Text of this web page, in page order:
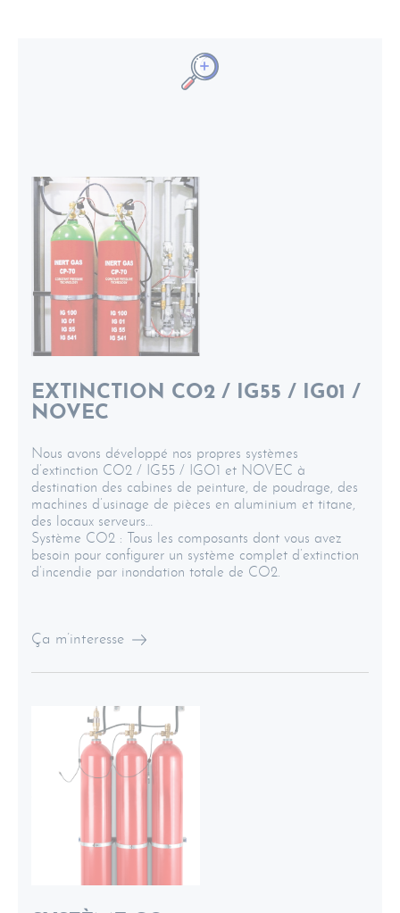
EXTINCTION CO2 / IG55 / IG01 /
NOVEC
Nous avons développé nos propres systèmes
d’extinction CO2 / IG55 / IGO1 et NOVEC à
destination des cabines de peinture, de poudrage, des
machines d’usinage de pièces en aluminium et titane,
des locaux serveurs…
Système CO2 :
Tous les composants dont vous avez
besoin pour configurer un système complet d’extinction
d’incendie par inondation totale de CO2.
Ça m’interesse